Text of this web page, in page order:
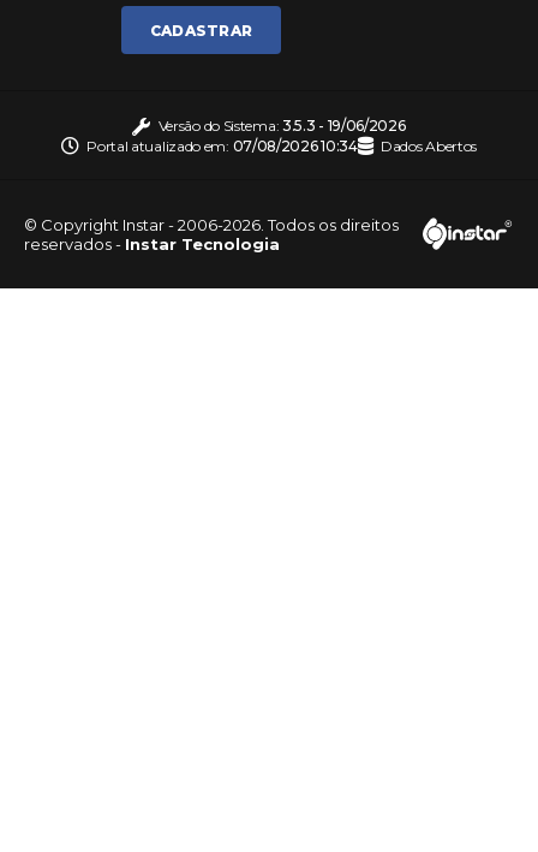
CADASTRAR
Versão do Sistema: 3.5.3 - 19/06/2026
Portal atualizado em: 07/08/2026 10:34 Dados Abertos
© Copyright Instar - 2006-2026. Todos os direitos
reservados - Instar Tecnologia